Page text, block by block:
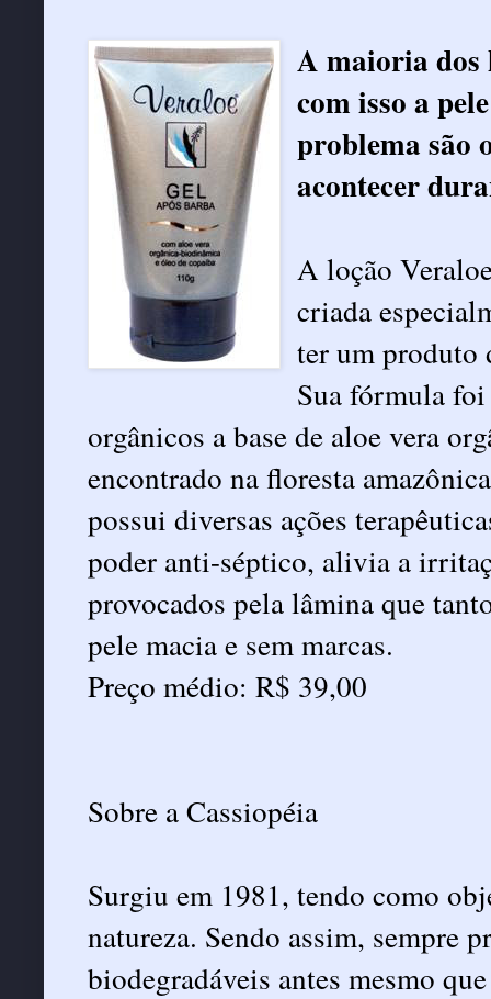
A maioria dos
com isso a
problema são
acontecer
A loção
criada
ter um produto
Sua fórmula
orgânicos a base de aloe vera
encontrado na floresta
possui diversas ações
poder anti-séptico, alivia a
provocados pela lâmina que
pele macia e sem marcas.
Preço médio: R$ 39,00
Sobre a Cassiopéia
Surgiu em 1981, tendo como
natureza. Sendo assim, sempre
biodegradáveis antes mesmo